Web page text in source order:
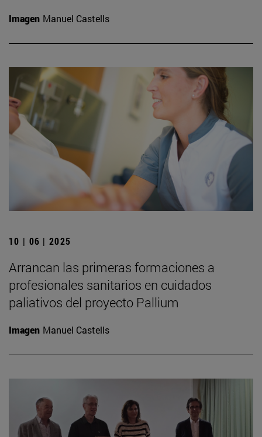
Imagen Manuel Castells
10 | 06 | 2025
Arrancan las primeras formaciones a
profesionales sanitarios en cuidados
paliativos del proyecto Pallium
Imagen Manuel Castells